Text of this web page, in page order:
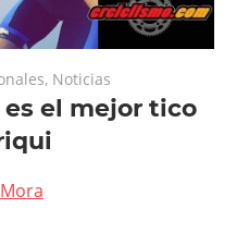
, Noticias
es el mejor tico